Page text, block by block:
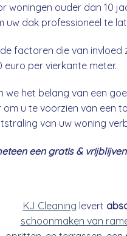
woningen ouder dan 10
uw dak professioneel te
factoren die van
per vierkante meter.
we het belang van een
u te voorzien van een
van uw woning
een gratis &
KJ Cleaning levert
schoonmaken van